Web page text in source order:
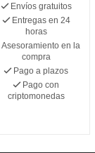
Envíos gratuitos
Entregas en 24
horas
Asesoramiento en la
compra
Pago a plazos
Pago con
criptomonedas